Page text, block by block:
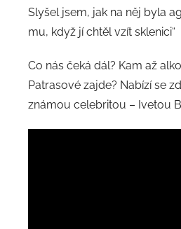
Slyšel jsem, jak na něj byla
mu, když jí chtěl vzít sklenici“
Co nás čeká dál? Kam až
Patrasové zajde? Nabízí se
známou celebritou – Ivetou